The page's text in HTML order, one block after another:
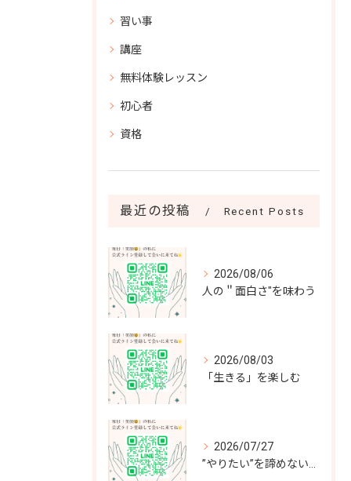
習い事
講座
無料体験レッスン
初心者
資格
最近の投稿 Recent Posts
2026/08/06
人の＂面白さ"を味わう
2026/08/03
「生きる」を楽しむ
2026/07/27